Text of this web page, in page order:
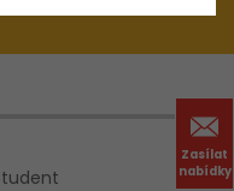
Zasílat
nabídky